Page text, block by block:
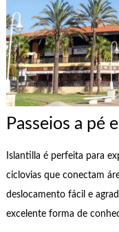
Passeios a pé
Islantilla é perfeita para
ciclovias que conectam
deslocamento fácil e
excelente forma de